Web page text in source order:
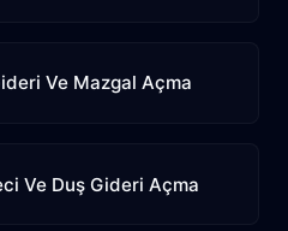
Ve Mazgal Açma
Ve Duş Gideri Açma